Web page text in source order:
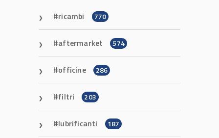
ricambi 770
aftermarket 574
officine 286
filtri 203
lubrificanti 187